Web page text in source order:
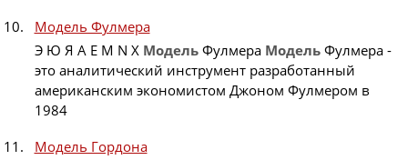
Модель Фулмера
Э Ю Я A E M N X МодельФулмера МодельФулмера -
это аналитический инструмент разработанный
американским экономистом Джоном Фулмером в
1984
Модель Гордона